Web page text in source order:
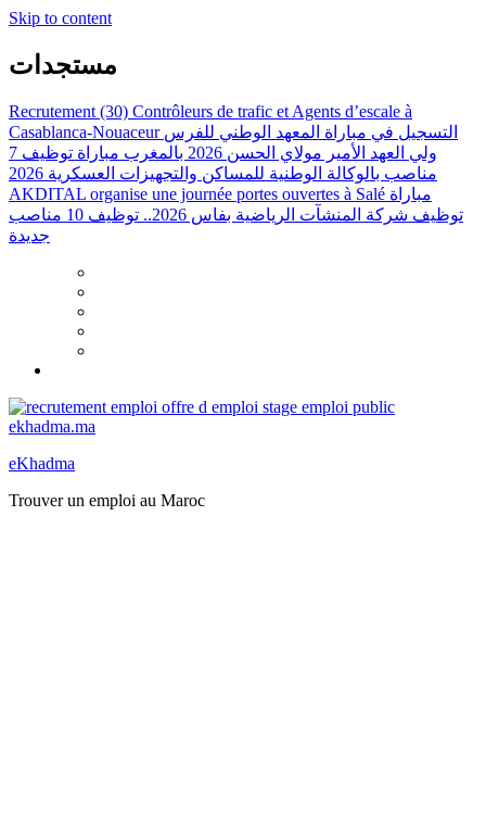
Skip to content
مستجدات
Recrutement (30) Contrôleurs de trafic et Agents d’escale à
Casablanca-Nouaceur التسجيل في مباراة المعهد الوطني للفرس
ولي العهد الأمير مولاي الحسن 2026 بالمغرب
مباراة توظيف 7
مناصب بالوكالة الوطنية للمساكن والتجهيزات العسكرية 2026
AKDITAL organise une journée portes ouvertes à Salé مباراة
توظيف شركة المنشآت الرياضية بفاس 2026.. توظيف 10 مناصب
جديدة
eKhadma
Trouver un emploi au Maroc